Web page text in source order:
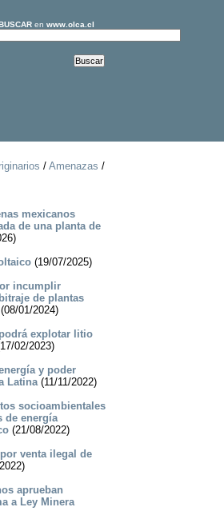
en www.olca.cl
/ Amenazas /
mexicanos
de una planta de
(19/07/2025)
incumplir
de plantas
01/2024)
explotar litio
02/2023)
y poder
Latina(11/11/2022)
socioambientales
de energía
(21/08/2022)
venta ilegal de
aprueban
a Ley Minera